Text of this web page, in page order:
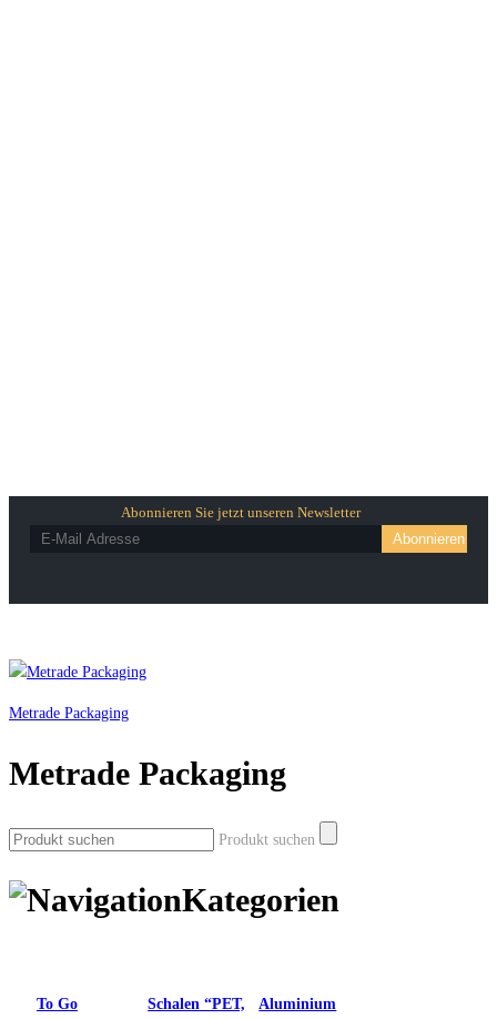
Abonnieren Sie jetzt unseren Newsletter
Metrade Packaging
Metrade Packaging
Produkt suchen
Kategorien
To Go
Schalen “PET,
Aluminium